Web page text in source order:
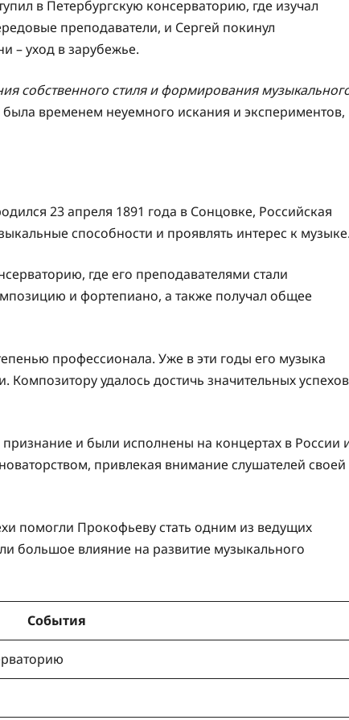
в Петербургскую консерваторию, где изучал
преподаватели, и Сергей покинул
– уход в зарубежье.
собственного стиля и формирования
временем неуемного искания и экспериментов,
23 апреля 1891 года в Сонцовке, Российская
способности и проявлять интерес к
где его преподавателями стали
и фортепиано, а также получал общее
профессионала. Уже в эти годы его музыка
удалось достичь значительных успехов
и были исполнены на концертах в России
привлекая внимание слушателей своей
помогли Прокофьеву стать одним из ведущих
большое влияние на развитие музыкального
События